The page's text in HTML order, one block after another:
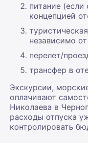
питание
концепцией
независимо
перелет/
трансфер в
Экскурсии,
оплачивают
Николаева в
расходы отпуска
контролировать